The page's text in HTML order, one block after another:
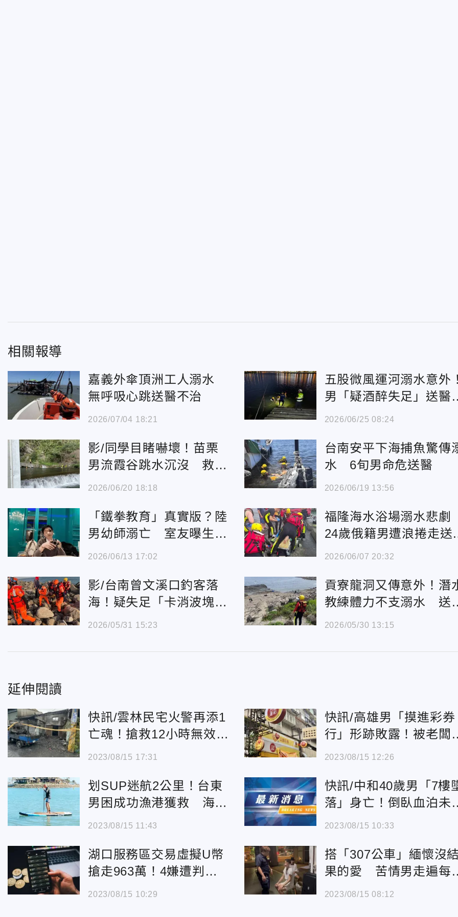
相關報導
嘉義外傘頂洲工人溺水
無呼吸心跳送醫不治
2026/07/04 18:21
五股微風運河溺水意外！
男「疑酒醉失足」送醫
救不治
2026/06/25 08:24
影/同學目睹嚇壞！苗栗
男流霞谷跳水沉沒 救起
命危搶救中
2026/06/20 18:18
台南安平下海捕魚驚傳
水 6旬男命危送醫
2026/06/19 13:56
「鐵拳教育」真實版？陸
男幼師溺亡 室友曝生前
遭家長園長施壓
2026/06/13 17:02
福隆海水浴場溺水悲劇
24歲俄籍男遭浪捲走送
不治
2026/06/07 20:32
影/台南曾文溪口釣客落
海！疑失足「卡消波塊」
送醫不治
2026/05/31 15:23
貢寮龍洞又傳意外！潛
教練體力不支溺水 送
搶救不治
2026/05/30 13:15
延伸閱讀
快訊/雲林民宅火警再添1
亡魂！搶救12小時無效、
兒燒死爸 逆子害3命
2023/08/15 17:31
快訊/高雄男「摸進彩券
行」形跡敗露！被老闆
破頭送醫
2023/08/15 12:26
划SUP迷航2公里！台東
男困成功漁港獲救 海巡
署：4個月已3起
2023/08/15 11:43
快訊/中和40歲男「7樓
落」身亡！倒臥血泊未
遺書
2023/08/15 10:33
湖口服務區交易虛擬U幣
搶走963萬！4嫌遭判刑
還要賠錢
2023/08/15 10:29
搭「307公車」緬懷沒結
果的愛 苦情男走遍每
站連鞋子都沒了
2023/08/15 08:12